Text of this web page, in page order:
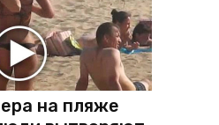
на пляже